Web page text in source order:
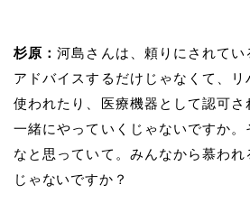
杉原：河島さんは、頼りにされてい
アドバイスするだけじゃなくて、
使われたり、医療機器として認可さ
一緒にやっていくじゃないですか
なと思っていて。みんなから慕わ
じゃないですか？